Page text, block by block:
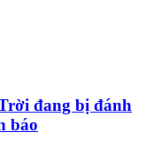
đang bị đánh
báo